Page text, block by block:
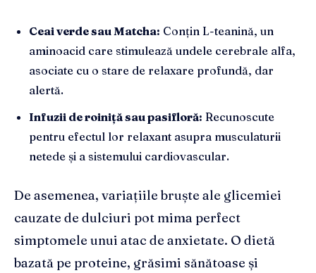
Ceai verde sau Matcha: Conțin L-teanină, un
aminoacid care stimulează undele cerebrale alfa,
asociate cu o stare de relaxare profundă, dar
alertă.
Infuzii de roiniță sau pasifloră: Recunoscute
pentru efectul lor relaxant asupra musculaturii
netede și a sistemului cardiovascular.
De asemenea, variațiile bruște ale glicemiei
cauzate de dulciuri pot mima perfect
simptomele unui atac de anxietate. O dietă
bazată pe proteine, grăsimi sănătoase și